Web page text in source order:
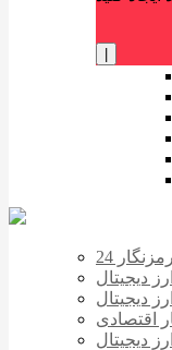
رمزنگار 24
دیجیتال
دیجیتال
اقتصادی
دیجیتال